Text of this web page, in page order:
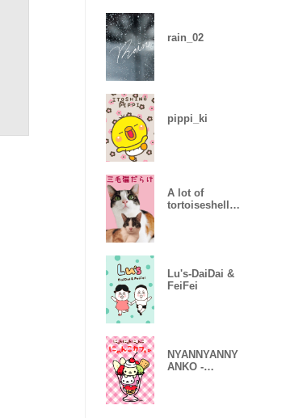
rain_02
pippi_ki
A lot of
tortoiseshell
Lu's-DaiDai &
FeiFei
NYANNYANNY
ANKO -